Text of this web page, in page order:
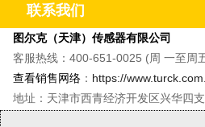
联系我们
图尔克（天津）传感器有限公司
客服热线：400-651-0025 (周 一至周
查看销售网络 ： https://
地址：天津市西青经济开发区兴华四